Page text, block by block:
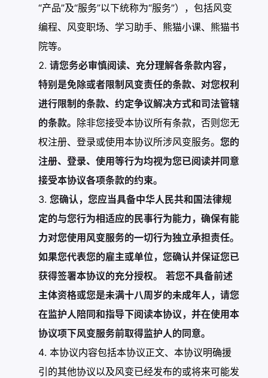
“产品”及“服务”以下统称为“服务”），包括风变
编程、风变职场、学习助手、熊猫小课、熊猫书
院等。
请您务必审慎阅读、充分理解各条款内容，
特别是免除或者限制风变责任的条款、对您权利
进行限制的条款、约定争议解决方式和司法管辖
的条款。 除非您接受本协议所有条款，否则您无
权注册、登录或使用本协议所涉风变服务。 您的
注册、登录、使用等行为均视为您已阅读并同意
接受本协议各项条款的约束。
您确认，您应当具备中华人民共和国法律规
定的与您行为相适应的民事行为能力，确保有能
力对您使用风变服务的一切行为独立承担责任。
如果您代表您的雇主或单位，您确认并保证您已
获得签署本协议的充分授权。
若您不具备前述
主体资格或您是未满十八周岁的未成年人，请您
在监护人陪同和指导下阅读本协议，并在使用本
协议项下风变服务前取得监护人的同意。
本协议内容包括本协议正文、本协议明确援
引的其他协议以及风变已经发布的或将来可能发